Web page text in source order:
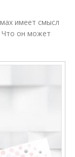
имеет смысл
Что он может